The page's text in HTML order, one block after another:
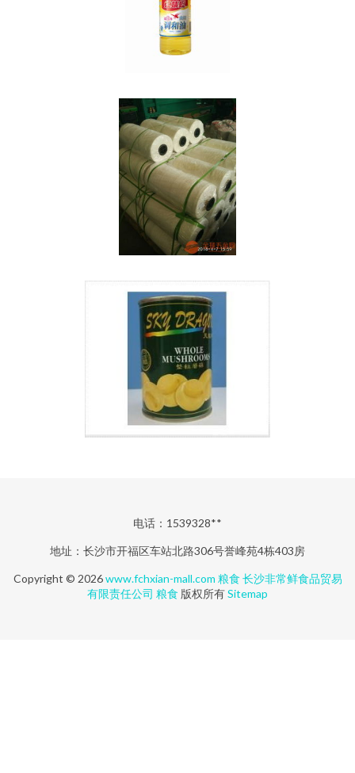
电话：1539328**
地址：长沙市开福区车站北路306号誉峰苑4栋403房
Copyright © 2026www.fchxian-mall.com 粮食 长沙非常鲜食品贸易
有限责任公司 粮食 版权所有Sitemap